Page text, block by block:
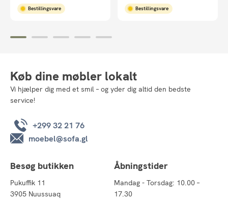
Bestillingsvare Bestillingsvare
Køb dine møbler lokalt
Vi hjælper dig med et smil – og yder dig altid den bedste
service!
+299 32 21 76
moebel@sofa.gl
Besøg butikken
Pukuffik 11
3905 Nuussuaq
Åbningstider
Mandag - Torsdag: 10.00 –
17.30